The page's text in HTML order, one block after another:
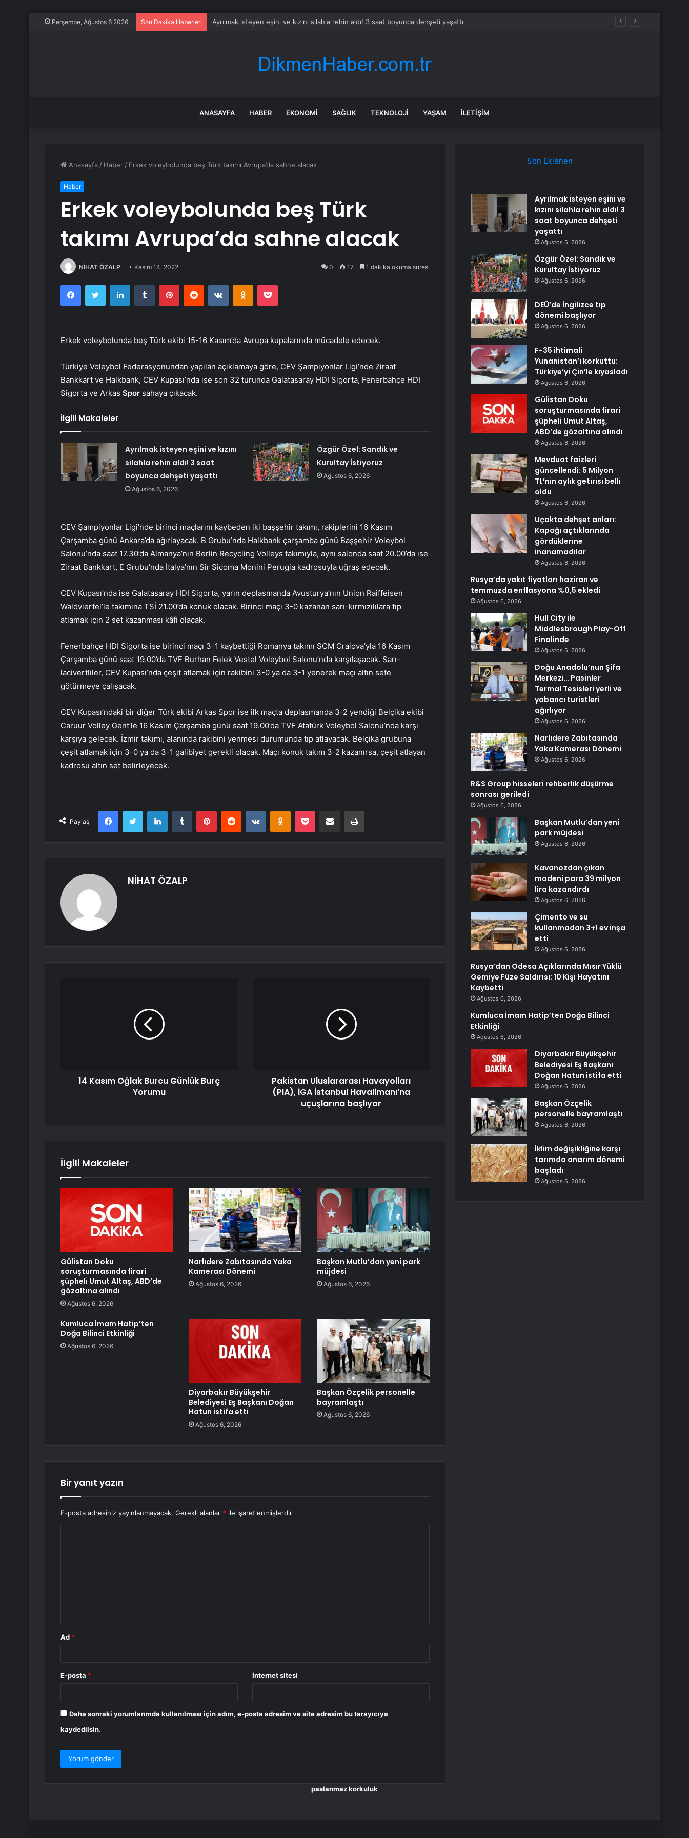
Perşembe, Ağustos 6 2026 Son Dakika Haberleri Özgür Özel: Sandık ve Kurultay İstiyoruz
ANASAYFA HABER EKONOMI SAĞLIK TEKNOLOJI YAŞAM İLETIŞIM
Anasayfa / Haber / Erkek voleybolunda beş Türk takımı Avrupa’da sahne alacak
Haber
Erkek voleybolunda beş Türk
takımı Avrupa’da sahne alacak
NİHAT ÖZALP Kasım 14, 2022 0 17 1 dakika okuma süresi
FacebookTwitter LinkedInTumblr PinterestReddit VKontakteOdnoklassniki
Pocket
Erkek voleybolunda beş Türk ekibi 15-16 Kasım’da Avrupa kupalarında mücadele edecek.
Türkiye Voleybol Federasyonundan yapılan açıklamaya göre, CEV Şampiyonlar Ligi’nde Ziraat
Bankkart ve Halkbank, CEV Kupası’nda ise son 32 turunda Galatasaray HDI Sigorta, Fenerbahçe HDI
Sigorta ve Arkas Spor sahaya çıkacak.
İlgili Makaleler
Ayrılmak isteyen eşini ve kızını
silahla rehin aldı! 3 saat
boyunca dehşeti yaşattı
Ağustos 6, 2026
Özgür Özel: Sandık ve
Kurultay İstiyoruz
Ağustos 6, 2026
CEV Şampiyonlar Ligi’nde birinci maçlarını kaybeden iki başşehir takımı, rakiplerini 16 Kasım
Çarşamba günü Ankara’da ağırlayacak. B Grubu’nda Halkbank çarşamba günü Başşehir Voleybol
Salonu’nda saat 17.30’da Almanya’nın Berlin Recycling Volleys takımıyla, aynı salonda saat 20.00’da ise
Ziraat Bankkart, E Grubu’nda İtalya’nın Sir Sicoma Monini Perugia kadrosuyla uğraş edecek.
CEV Kupası’nda ise Galatasaray HDI Sigorta, yarın deplasmanda Avusturya’nın Union Raiffeisen
Waldviertel’le takımına TSİ 21.00’da konuk olacak. Birinci maçı 3-0 kazanan sarı-kırmızılılara tıp
atlamak için 2 set kazanması kâfi olacak.
Fenerbahçe HDI Sigorta ise birinci maçı 3-1 kaybettiği Romanya takımı SCM Craiova’yla 16 Kasım
Çarşamba günü saat 19.00’da TVF Burhan Felek Vestel Voleybol Salonu’nda karşılaşacak. Sarı-
lacivertliler, CEV Kupası’nda çeşit atlamak için rakibini 3-0 ya da 3-1 yenerek maçı altın sete
götürmeye çalışacak.
CEV Kupası’ndaki bir diğer Türk ekibi Arkas Spor ise ilk maçta deplasmanda 3-2 yendiği Belçika ekibi
Caruur Volley Gent’le 16 Kasım Çarşamba günü saat 19.00’da TVF Atatürk Voleybol Salonu’nda karşı
karşıya gelecek. İzmir takımı, alanında rakibini yenmesi durumunda tıp atlayacak. Belçika grubuna
çeşit atlamak için 3-0 ya da 3-1 galibiyet gerekli olacak. Maçı konuk takım 3-2 kazanırsa, çeşit atlayan
kadrosu altın set belirleyecek.
Paylaş
FacebookTwitter LinkedInTumblr PinterestReddit VKontakteOdnoklassniki
Pocket E-Posta ile paylaş Yazdır
NİHAT ÖZALP
14 Kasım Oğlak Burcu Günlük Burç
Yorumu
Pakistan Uluslararası Havayolları
(PIA), İGA İstanbul Havalimanı’na
uçuşlarına başlıyor
İlgili Makaleler
Gülistan Doku
soruşturmasında firari
şüpheli Umut Altaş, ABD’de
gözaltına alındı
Ağustos 6, 2026
Narlıdere Zabıtasında Yaka
Kamerası Dönemi
Ağustos 6, 2026
Başkan Mutlu’dan yeni park
müjdesi
Ağustos 6, 2026
Kumluca İmam Hatip’ten
Doğa Bilinci Etkinliği
Ağustos 6, 2026
Diyarbakır Büyükşehir
Belediyesi Eş Başkanı Doğan
Hatun istifa etti
Ağustos 6, 2026
Başkan Özçelik personelle
bayramlaştı
Ağustos 6, 2026
Bir yanıt yazın
E-posta adresiniz yayınlanmayacak. Gerekli alanlar * ile işaretlenmişlerdir
Ad *
E-posta * İnternet sitesi
Daha sonraki yorumlarımda kullanılması için adım, e-posta adresim ve site adresim bu tarayıcıya
kaydedilsin.
Son Eklenen
Ayrılmak isteyen eşini ve
kızını silahla rehin aldı! 3
saat boyunca dehşeti
yaşattı
Ağustos 6, 2026
Özgür Özel: Sandık ve
Kurultay İstiyoruz
Ağustos 6, 2026
DEÜ’de İngilizce tıp
dönemi başlıyor
Ağustos 6, 2026
F-35 ihtimali
Yunanistan’ı korkuttu:
Türkiye’yi Çin’le kıyasladı
Ağustos 6, 2026
Gülistan Doku
soruşturmasında firari
şüpheli Umut Altaş,
ABD’de gözaltına alındı
Ağustos 6, 2026
Mevduat faizleri
güncellendi: 5 Milyon
TL’nin aylık getirisi belli
oldu
Ağustos 6, 2026
Uçakta dehşet anları:
Kapağı açtıklarında
gördüklerine
inanamadılar
Ağustos 6, 2026
Rusya’da yakıt fiyatları haziran ve
temmuzda enflasyona %0,5 ekledi
Ağustos 6, 2026
Hull City ile
Middlesbrough Play-Off
Finalinde
Ağustos 6, 2026
Doğu Anadolu’nun Şifa
Merkezi… Pasinler
Termal Tesisleri yerli ve
yabancı turistleri
ağırlıyor
Ağustos 6, 2026
Narlıdere Zabıtasında
Yaka Kamerası Dönemi
Ağustos 6, 2026
R&S Group hisseleri rehberlik düşürme
sonrası geriledi
Ağustos 6, 2026
Başkan Mutlu’dan yeni
park müjdesi
Ağustos 6, 2026
Kavanozdan çıkan
madeni para 39 milyon
lira kazandırdı
Ağustos 6, 2026
Çimento ve su
kullanmadan 3+1 ev inşa
etti
Ağustos 6, 2026
Rusya’dan Odesa Açıklarında Mısır Yüklü
Gemiye Füze Saldırısı: 10 Kişi Hayatını
Kaybetti
Ağustos 6, 2026
Kumluca İmam Hatip’ten Doğa Bilinci
Etkinliği
Ağustos 6, 2026
Diyarbakır Büyükşehir
Belediyesi Eş Başkanı
Doğan Hatun istifa etti
Ağustos 6, 2026
Başkan Özçelik
personelle bayramlaştı
Ağustos 6, 2026
İklim değişikliğine karşı
tarımda onarım dönemi
başladı
Ağustos 6, 2026
paslanmaz korkuluk